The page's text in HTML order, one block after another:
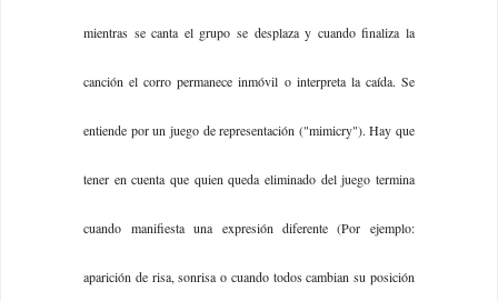
mientras se canta el grupo se desplaza y cuando finaliza la
canción el corro permanece inmóvil o interpreta la caída. Se
entiende por un juego de representación ("mimicry"). Hay que
tener en cuenta que quien queda eliminado del juego termina
cuando manifiesta una expresión diferente (Por ejemplo:
aparición de risa, sonrisa o cuando todos cambian su posición